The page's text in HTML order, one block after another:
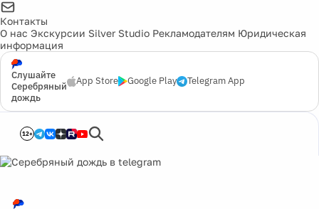
Контакты
О нас Экскурсии Silver Studio Рекламодателям Юридическая
информация
Слушайте
Серебряный
дождь
App Store Google Play Telegram App
12+